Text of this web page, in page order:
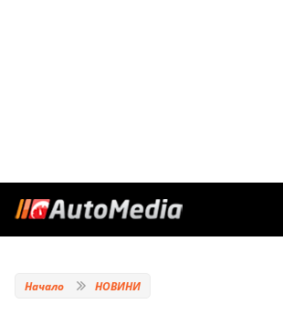
Начало НОВИНИ